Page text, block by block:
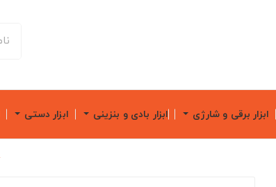
ابزار برقی و شارژی ابزار بادی و بنزینی ابزار دستی